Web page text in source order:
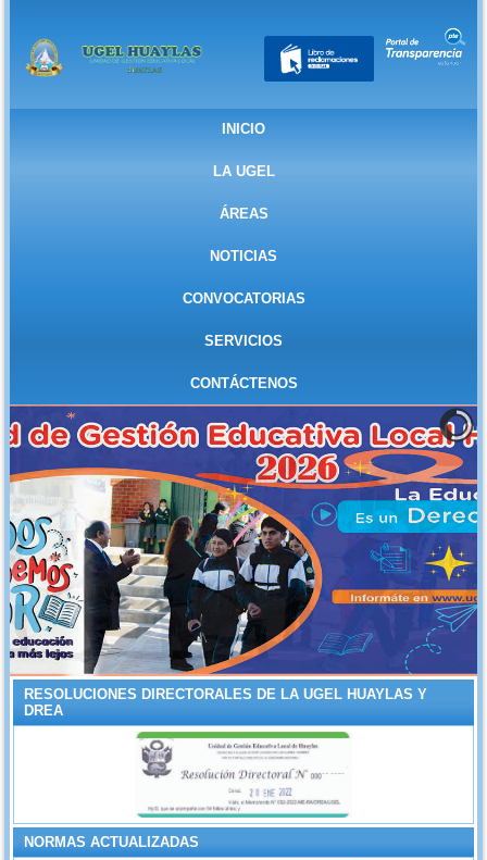
INICIO
LA UGEL
ÁREAS
NOTICIAS
CONVOCATORIAS
SERVICIOS
CONTÁCTENOS
RESOLUCIONES DIRECTORALES DE LA UGEL HUAYLAS Y
DREA
NORMAS ACTUALIZADAS